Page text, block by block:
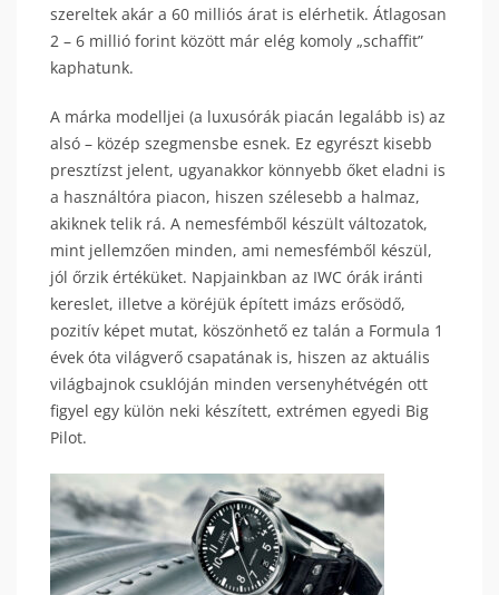
szereltek akár a 60 milliós árat is elérhetik. Átlagosan
2 – 6 millió forint között már elég komoly „schaffit”
kaphatunk.
A márka modelljei (a luxusórák piacán legalább is) az
alsó – közép szegmensbe esnek. Ez egyrészt kisebb
presztízst jelent, ugyanakkor könnyebb őket eladni is
a használtóra piacon, hiszen szélesebb a halmaz,
akiknek telik rá. A nemesfémből készült változatok,
mint jellemzően minden, ami nemesfémből készül,
jól őrzik értéküket. Napjainkban az IWC órák iránti
kereslet, illetve a köréjük épített imázs erősödő,
pozitív képet mutat, köszönhető ez talán a Formula 1
évek óta világverő csapatának is, hiszen az aktuális
világbajnok csuklóján minden versenyhétvégén ott
figyel egy külön neki készített, extrémen egyedi Big
Pilot.